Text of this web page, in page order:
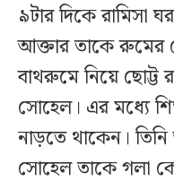
৯টার দিকে রামিসা
আক্তার তাকে রুমের
বাথরুমে নিয়ে ছোট্ট
সোহেল। এর মধ্যে
নাড়তে থাকেন।
সোহেল তাকে গলা